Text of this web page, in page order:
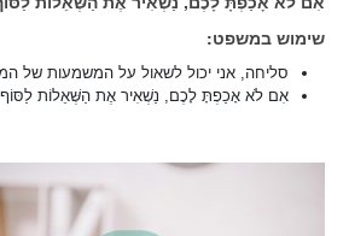
שימוש במשפט:
סליחה, אני יכול לשאול על המשמעות של
אִם לֹא אָכַפְתָּ לָכֶם, נַשְׁאִיר אֶת הַשְּׁאֵלוֹת